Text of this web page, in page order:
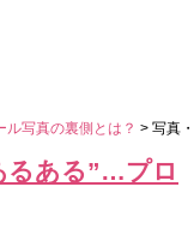
写真の裏側とは？ > 写真
るある”…プロ